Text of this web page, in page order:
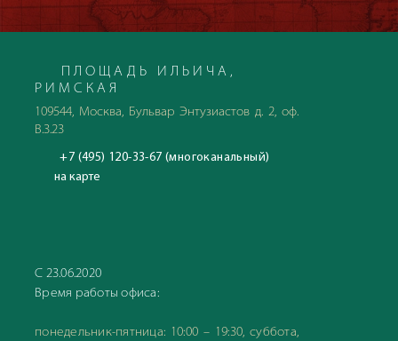
ПЛОЩАДЬ ИЛЬИЧА,
РИМСКАЯ
109544, Москва, Бульвар Энтузиастов д. 2, оф.
В.3.23
+7 (495) 120-33-67 (многоканальный)
на карте
С 23.06.2020
Время работы офиса:
понедельник-пятница: 10:00 – 19:30, суббота,